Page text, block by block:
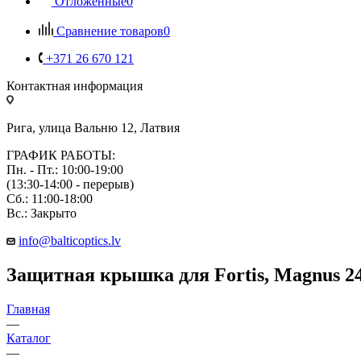
Сравнение товаров0
+371 26 670 121
Контактная информация
Рига, улица Вальню 12, Латвия
ГРАФИК РАБОТЫ:
Пн. - Пт.: 10:00-19:00
(13:30-14:00 - перерыв)
Сб.: 11:00-18:00
Вс.: Закрыто
info@balticoptics.lv
Защитная крышка для Fortis, Magnus
Главная
—
Каталог
—